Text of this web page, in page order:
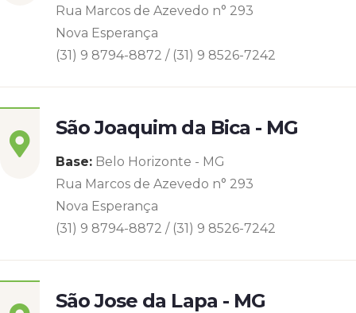
Rua Marcos de Azevedo n° 293
Nova Esperança
(31) 9 8794-8872 / (31) 9 8526-7242
São Joaquim da Bica - MG
Base: Belo Horizonte - MG
Rua Marcos de Azevedo n° 293
Nova Esperança
(31) 9 8794-8872 / (31) 9 8526-7242
São Jose da Lapa - MG